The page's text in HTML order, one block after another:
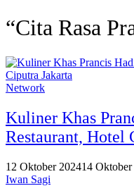
“Cita Rasa
Network
Kuliner Khas
Restaurant, Hotel
12 Oktober 202414
Iwan Sagi